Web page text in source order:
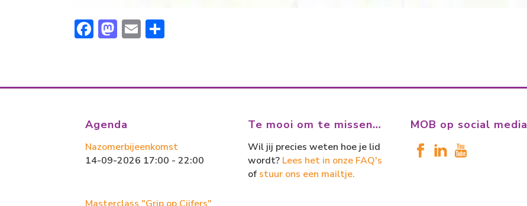
F
b
ok
M
o
o
n
E
l n
Agenda
Nazomerbijeenkomst
14-09-2026 17:00 - 22:00
Te mooi om te missen…
Wil jij precies weten hoe je lid
wordt? Lees het in onze FAQ's
of stuur ons een mailtje.
MOB op social media